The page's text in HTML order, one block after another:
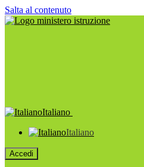
Salta al contenuto
Italiano
Italiano
Accedi